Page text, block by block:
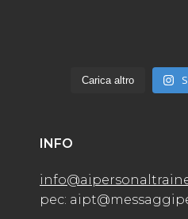
Carica altro
INFO
pec: